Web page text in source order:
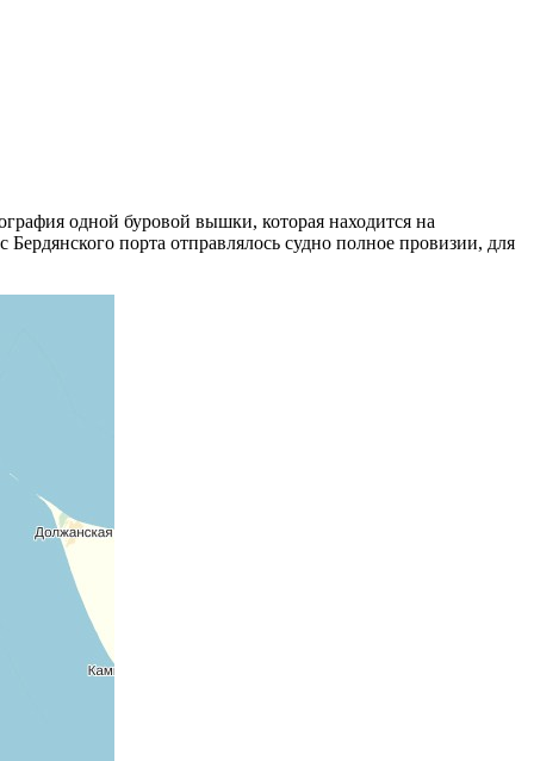
одной буровой вышки, которая находится на
порта отправлялось судно полное провизии, для